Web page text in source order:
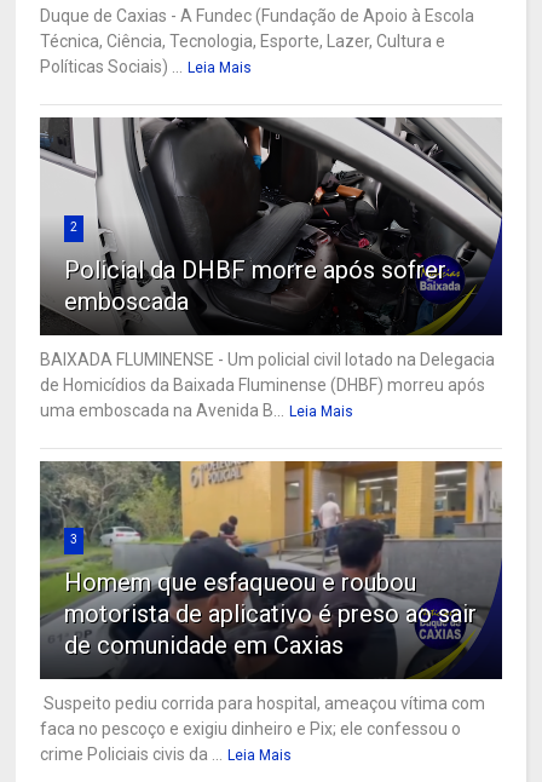
Duque de Caxias - A Fundec (Fundação de Apoio à Escola
Técnica, Ciência, Tecnologia, Esporte, Lazer, Cultura e
Políticas Sociais) ...
Leia Mais
2
Policial da DHBF morre após sofrer
emboscada
BAIXADA FLUMINENSE - Um policial civil lotado na Delegacia
de Homicídios da Baixada Fluminense (DHBF) morreu após
uma emboscada na Avenida B...
Leia Mais
3
Homem que esfaqueou e roubou
motorista de aplicativo é preso ao sair
de comunidade em Caxias
Suspeito pediu corrida para hospital, ameaçou vítima com
faca no pescoço e exigiu dinheiro e Pix; ele confessou o
crime Policiais civis da ...
Leia Mais